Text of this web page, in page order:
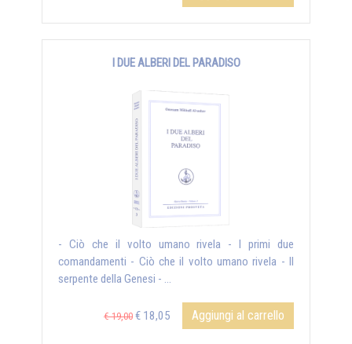
I DUE ALBERI DEL PARADISO
- Ciò che il volto umano rivela - I primi due
comandamenti - Ciò che il volto umano rivela - Il
serpente della Genesi - ...
€ 19,00 € 18,05 Aggiungi al carrello